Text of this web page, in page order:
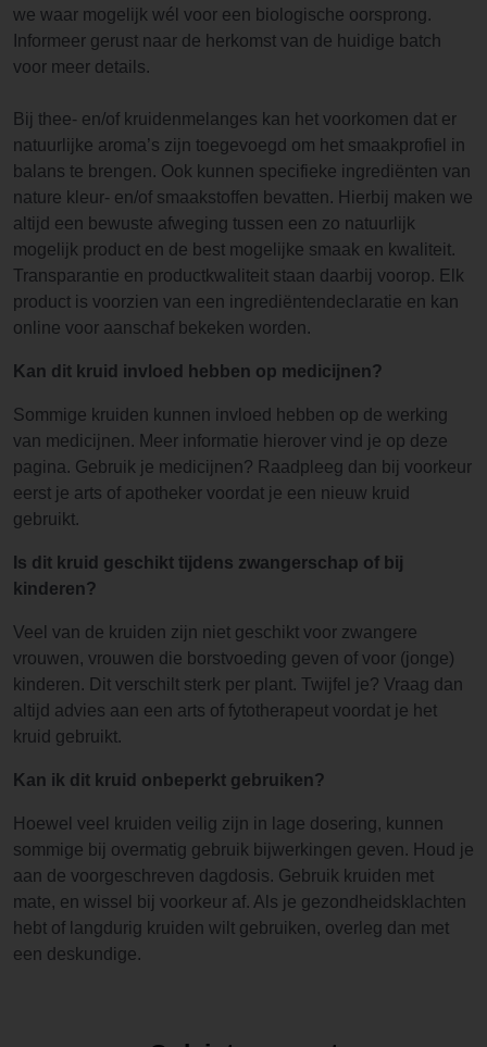
we waar mogelijk wél voor een biologische oorsprong.
Informeer gerust naar de herkomst van de huidige batch
voor meer details.
Bij thee- en/of kruidenmelanges kan het voorkomen dat er
natuurlijke aroma’s zijn toegevoegd om het smaakprofiel in
balans te brengen. Ook kunnen specifieke ingrediënten van
nature kleur- en/of smaakstoffen bevatten. Hierbij maken we
altijd een bewuste afweging tussen een zo natuurlijk
mogelijk product en de best mogelijke smaak en kwaliteit.
Transparantie en productkwaliteit staan daarbij voorop. Elk
product is voorzien van een ingrediëntendeclaratie en kan
online voor aanschaf bekeken worden.
Kan dit kruid invloed hebben op medicijnen?
Sommige kruiden kunnen invloed hebben op de werking
van medicijnen. Meer informatie hierover vind je op deze
pagina. Gebruik je medicijnen? Raadpleeg dan bij voorkeur
eerst je arts of apotheker voordat je een nieuw kruid
gebruikt.
Is dit kruid geschikt tijdens zwangerschap of bij
kinderen?
Veel van de kruiden zijn niet geschikt voor zwangere
vrouwen, vrouwen die borstvoeding geven of voor (jonge)
kinderen. Dit verschilt sterk per plant. Twijfel je? Vraag dan
altijd advies aan een arts of fytotherapeut voordat je het
kruid gebruikt.
Kan ik dit kruid onbeperkt gebruiken?
Hoewel veel kruiden veilig zijn in lage dosering, kunnen
sommige bij overmatig gebruik bijwerkingen geven. Houd je
aan de voorgeschreven dagdosis. Gebruik kruiden met
mate, en wissel bij voorkeur af. Als je gezondheidsklachten
hebt of langdurig kruiden wilt gebruiken, overleg dan met
een deskundige.